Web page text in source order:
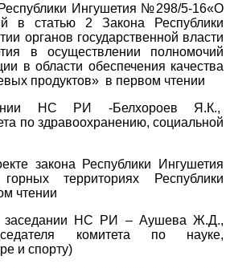
Ингушетия №298/5-16«О
в статью 2 Закона Республики
органов государственной власти
в осуществлении полномочий
в области обеспечения качества
продуктов» в первом чтении
НС РИ -Белхороев Я.К.,
по здравоохранению, социальной
Республики Ингушетия
территориях Республики
чтении
НС РИ – Аушева Ж.Д.,
комитета по науке,
и спорту)